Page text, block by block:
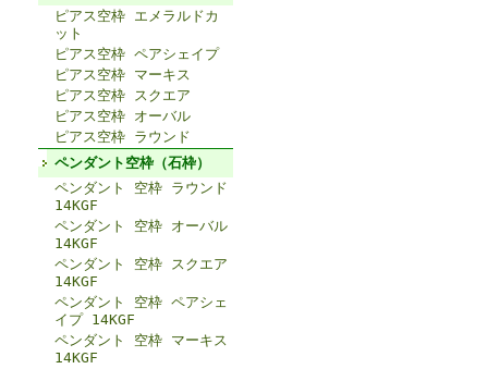
ピアス空枠 エメラルドカ
ット
ピアス空枠 ペアシェイプ
ピアス空枠 マーキス
ピアス空枠 スクエア
ピアス空枠 オーバル
ピアス空枠 ラウンド
ペンダント空枠（石枠）
ペンダント 空枠 ラウンド
14KGF
ペンダント 空枠 オーバル
14KGF
ペンダント 空枠 スクエア
14KGF
ペンダント 空枠 ペアシェ
イプ 14KGF
ペンダント 空枠 マーキス
14KGF